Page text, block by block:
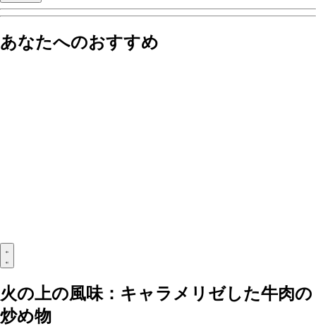
あなたへのおすすめ
火の上の風味：キャラメリゼした牛肉の
炒め物